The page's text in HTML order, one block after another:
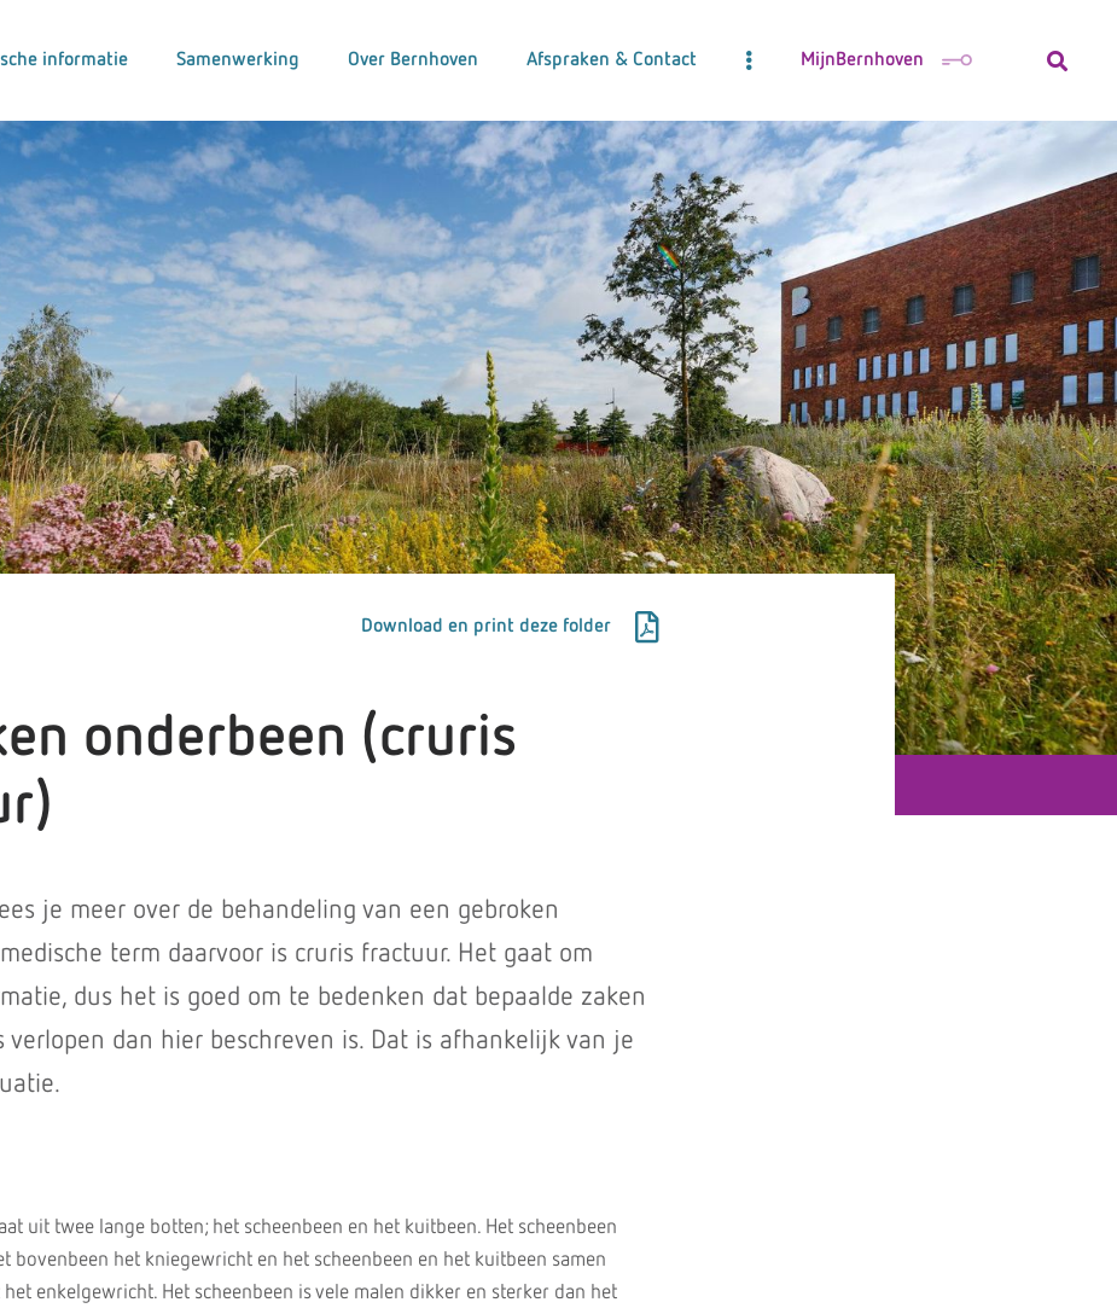
informatie Samenwerking Over Bernhoven Afspraken & Contact MijnBernhoven
Download en print deze folder
onderbeen (cruris
je meer over de behandeling van een gebroken
term daarvoor is cruris fractuur. Het gaat om
dus het is goed om te bedenken dat bepaalde zaken
verlopen dan hier beschreven is. Dat is afhankelijk van je
uit twee lange botten; het scheenbeen en het kuitbeen. Het scheenbeen
bovenbeen het kniegewricht en het scheenbeen en het kuitbeen samen
enkelgewricht. Het scheenbeen is vele malen dikker en sterker dan het